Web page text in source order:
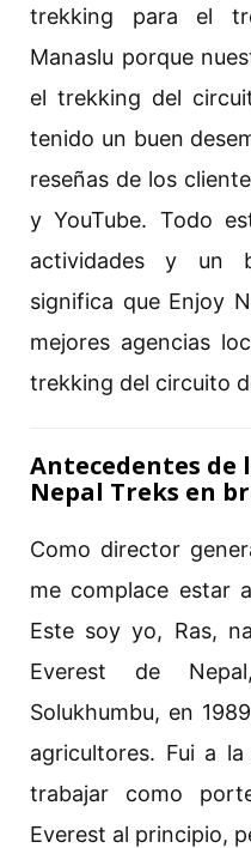
trekking para el
Manaslu porque
el trekking del
tenido un buen
reseñas de los
y YouTube. Todo
actividades y un
significa que Enjoy
mejores agencias
trekking del circuito
Antecedentes de
Nepal Treks en
Como director
me complace estar
Este soy yo, Ras,
Everest de
Solukhumbu, en
agricultores. Fui a
trabajar como
Everest al principio,